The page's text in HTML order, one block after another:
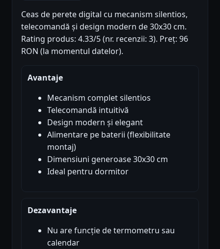
Ceas de perete digital cu mecanism silentios,
telecomandă și design modern de 30x30 cm.
Rating produs: 4.33/5 (nr. recenzii: 3). Preț: 96
RON (la momentul datelor).
Avantaje
Mecanism complet silentios
Telecomandă intuitivă
Design modern și elegant
Alimentare pe baterii (flexibilitate
montaj)
Dimensiuni generoase 30x30 cm
Ideal pentru dormitor
Dezavantaje
Nu are funcție de termometru sau
calendar